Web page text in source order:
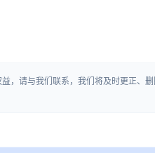
，请与我们联系，我们将及时更正、